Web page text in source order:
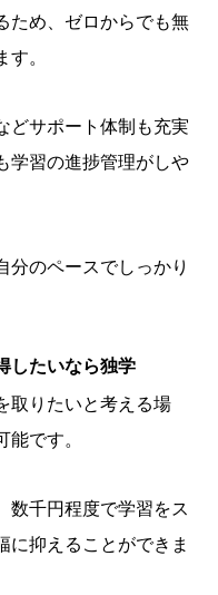
ため、ゼロからでも無
。
どサポート体制も充実
学習の進捗管理がしや
分のペースでしっかり
したいなら独学
取りたいと考える場
です。
数千円程度で学習をス
に抑えることができま